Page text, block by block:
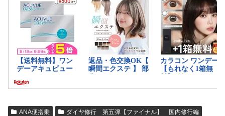
ANA便搭乗
ダイヤ修行 第五弾【ファイナル】 国内修行編